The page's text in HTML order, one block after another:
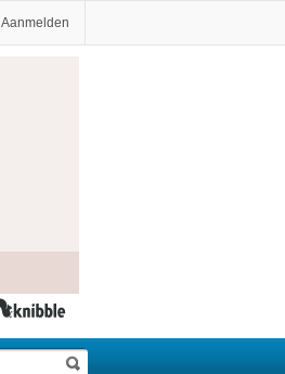
Aanmelden